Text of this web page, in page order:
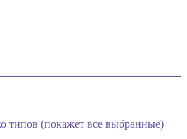
типов (покажет все выбранные)